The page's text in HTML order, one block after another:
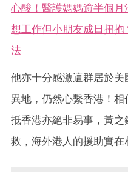
心酸！醫護媽媽逾半個
想工作但小朋友成日扭
法
他亦十分感激這群居於
異地，仍然心繫香港！
抵香港亦絕非易事，黃
救，海外港人的援助實在